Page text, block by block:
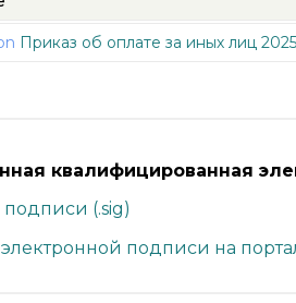
Приказ об оплате за иных лиц
квалифицированная
подписи (.sig)
подписи на